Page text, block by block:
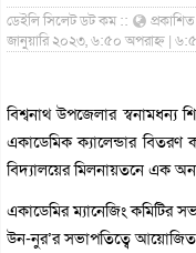
ডেইলি সিলেট ডট কম ::
জানুয়ারি ২০২৩, ৬:৫০ অপরাহ্ন |
বিশ্বনাথ উপজেলার স্বনামধন্য
একাডেমিক ক্যালেন্ডার
বিদ্যালয়ের মিলনায়তনে এক
একাডেমির ম্যানেজিং কমিটির
উন-নুর’র সভাপতিত্বে আয়োজিত